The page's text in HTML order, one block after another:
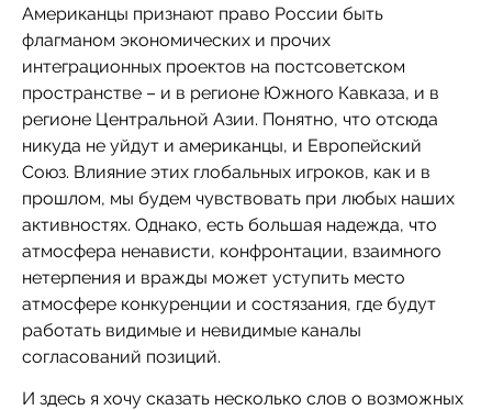
Американцы признают право России быть
флагманом экономических и прочих
интеграционных проектов на постсоветском
пространстве – и в регионе Южного Кавказа, и в
регионе Центральной Азии. Понятно, что отсюда
никуда не уйдут и американцы, и Европейский
Союз. Влияние этих глобальных игроков, как и в
прошлом, мы будем чувствовать при любых наших
активностях. Однако, есть большая надежда, что
атмосфера ненависти, конфронтации, взаимного
нетерпения и вражды может уступить место
атмосфере конкуренции и состязания, где будут
работать видимые и невидимые каналы
согласований позиций.
И здесь я хочу сказать несколько слов о возможных